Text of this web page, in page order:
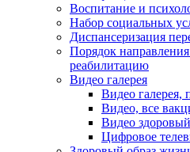
Воспитание и
Набор социальных
Диспансеризация
Порядок
реабилитацию
Видео галерея
Видео
Видео, все
Видео
Цифровое